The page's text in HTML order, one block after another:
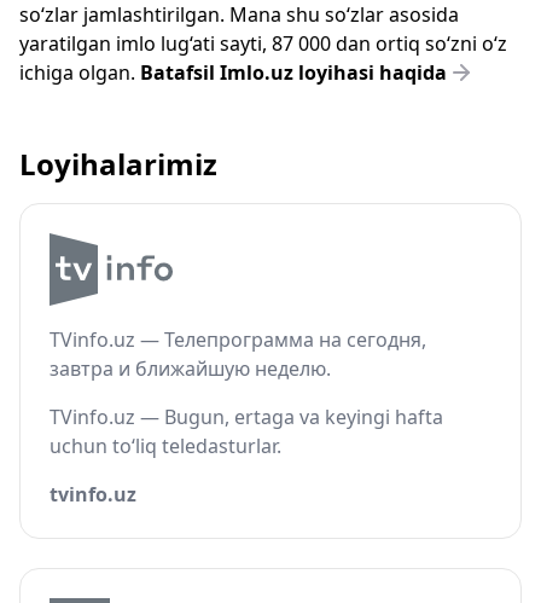
so‘zlar jamlashtirilgan. Mana shu so‘zlar asosida
yaratilgan imlo lug‘ati sayti, 87 000 dan ortiq so‘zni o‘z
ichiga olgan. Batafsil Imlo.uz loyihasi haqida
Loyihalarimiz
TVinfo.uz — Телепрограмма на сегодня,
завтра и ближайшую неделю.
TVinfo.uz — Bugun, ertaga va keyingi hafta
uchun to‘liq teledasturlar.
tvinfo.uz